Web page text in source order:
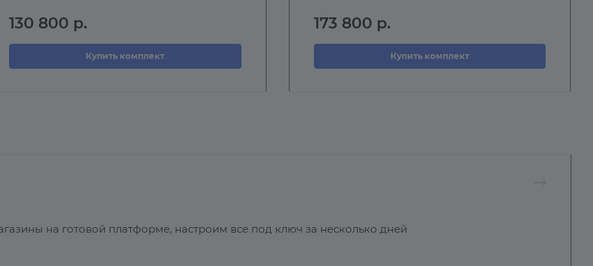
130 800 р.
Купить комплект
173 800 р.
Купить комплект
на готовой платформе, настроим все под ключ за несколько дней